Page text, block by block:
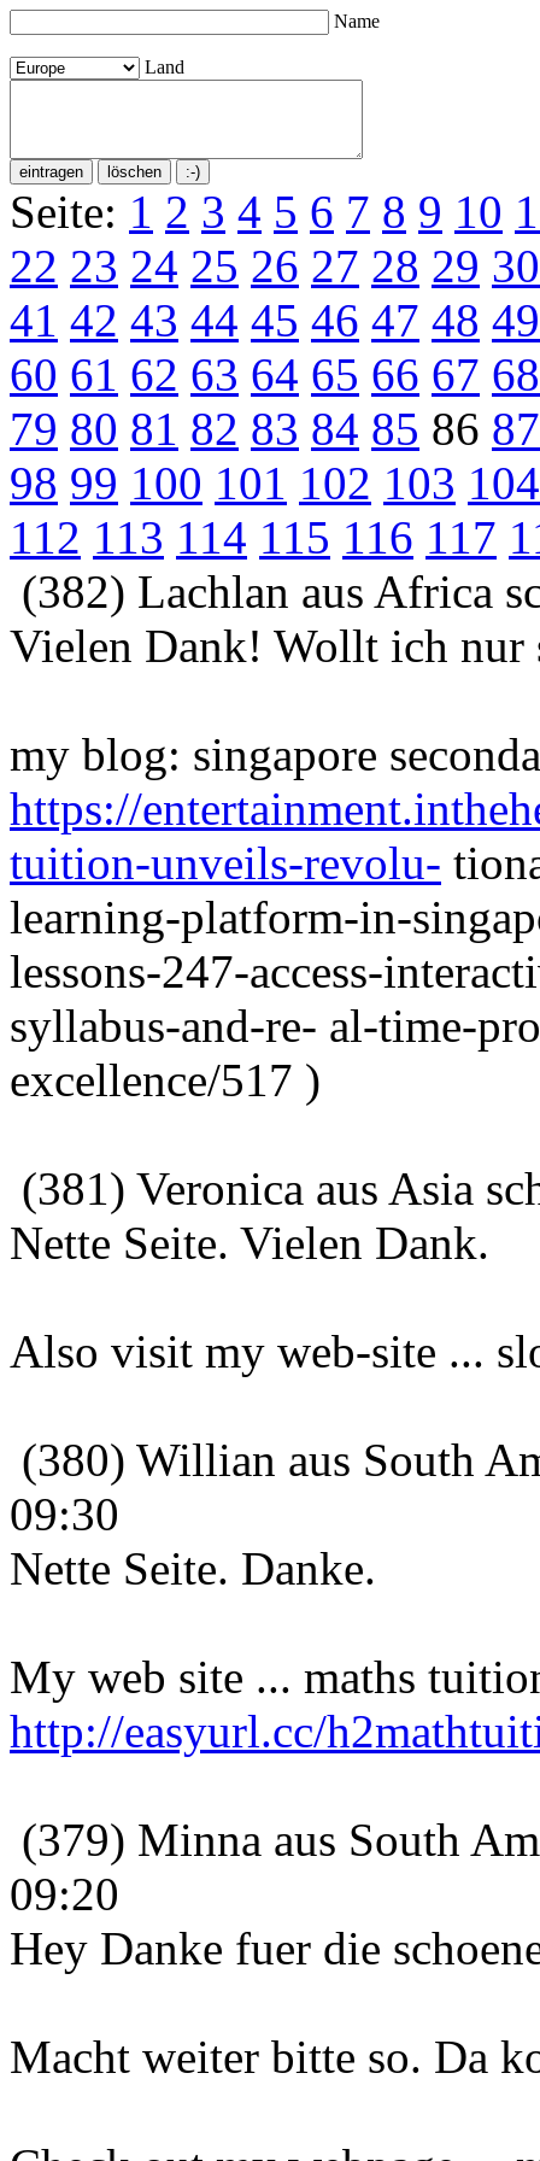
Name
Land
Seite: 1 2 3 4 5 6 7 8 9 10
22 23 24 25 26 27 28 29 30
41 42 43 44 45 46 47 48 49
60 61 62 63 64 65 66 67 68
79 80 81 82 83 84 85 86 87
98 99 100 101 102 103 104
112 113 114 115 116 117
(382) Lachlan aus Africa
Vielen Dank! Wollt ich nur
my blog: singapore
https://
tuition-unveils-revolu-
learning-platform-in-
lessons-247-access-
syllabus-and-re- al-time-
excellence/517 )
(381) Veronica aus Asia
Nette Seite. Vielen Dank.
Also visit my web-site ...
(380) Willian aus South
09:30
Nette Seite. Danke.
My web site ... maths
http://easyurl.cc/
(379) Minna aus South
09:20
Hey Danke fuer die
Macht weiter bitte so. Da